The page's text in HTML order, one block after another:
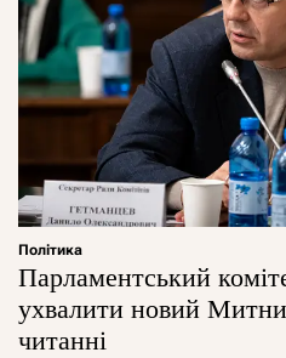
Політика
Парламентський
ухвалити новий
читанні